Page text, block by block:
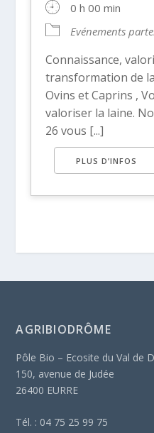
0 h 00 min
Evénements
Connaissance,
transformation de
Ovins et Caprins ,
valoriser la laine.
26 vous [...]
PLUS D’INFOS
AGRIBIODRÔME
Pôle Bio – Ecosite du Val de
150, avenue de Judée
26400 EURRE
Tél. : 04 75 25 99 75